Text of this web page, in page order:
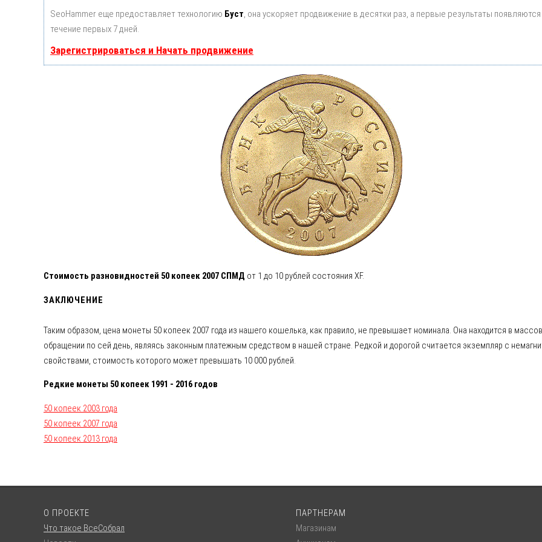
SeoHammer еще предоставляет технологию Буст, она ускоряет продвижение в десятки раз, а первые результаты
течение первых 7 дней.
Зарегистрироваться и Начать продвижение
Стоимость разновидностей 50 копеек 2007 СПМД от 1 до 10 рублей состояния XF.
ЗАКЛЮЧЕНИЕ
Таким образом, цена монеты 50 копеек 2007 года из нашего кошелька, как правило, не превышает номинала. Она находится в
обращении по сей день, являясь законным платежным средством в нашей стране. Редкой и дорогой считается экземпляр с
свойствами, стоимость которого может превышать 10 000 рублей.
Редкие монеты 50 копеек 1991 - 2016 годов
50 копеек 2003 года
50 копеек 2007 года
50 копеек 2013 года
О ПРОЕКТЕ
Что такое ВсеСобрал
ПАРТНЕРАМ
Магазинам